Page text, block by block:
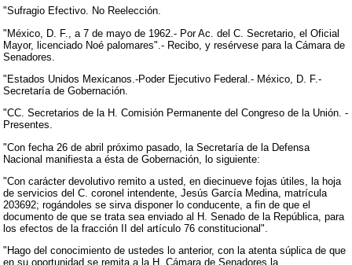
"Sufragio Efectivo. No Reelección.
"México, D. F., a 7 de mayo de 1962.- Por Ac. del C. Secretario, el Oficial
Mayor, licenciado Noé palomares".- Recibo, y resérvese para la Cámara de
Senadores.
"Estados Unidos Mexicanos.-Poder Ejecutivo Federal.- México, D. F.-
Secretaría de Gobernación.
"CC. Secretarios de la H. Comisión Permanente del Congreso de la Unión. -
Presentes.
"Con fecha 26 de abril próximo pasado, la Secretaría de la Defensa
Nacional manifiesta a ésta de Gobernación, lo siguiente:
"Con carácter devolutivo remito a usted, en diecinueve fojas útiles, la hoja
de servicios del C. coronel intendente, Jesús García Medina, matrícula
203692; rogándoles se sirva disponer lo conducente, a fin de que el
documento de que se trata sea enviado al H. Senado de la República, para
los efectos de la fracción II del artículo 76 constitucional".
"Hago del conocimiento de ustedes lo anterior, con la atenta súplica de que
en su oportunidad se remita a la H. Cámara de Senadores la